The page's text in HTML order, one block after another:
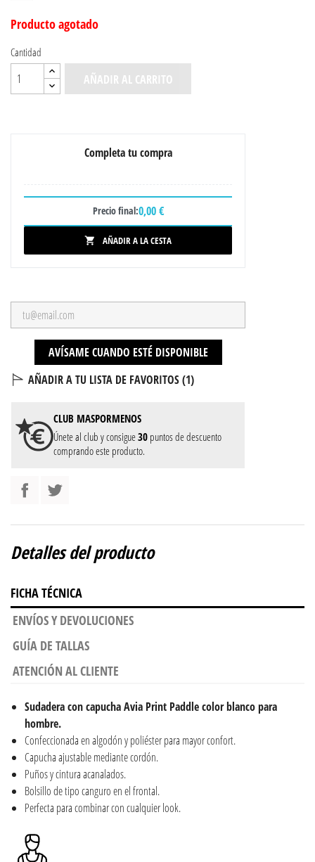
Producto agotado
Cantidad
AÑADIR AL CARRITO
Completa tu compra
Precio final:0,00 €
 AÑADIR A LA CESTA
AVÍSAME CUANDO ESTÉ DISPONIBLE
AÑADIR A TU LISTA DE FAVORITOS (1)
CLUB MASPORMENOS
Únete al club y consigue30 puntos de descuento
comprando este producto.
Detalles del producto
FICHA TÉCNICA
ENVÍOS Y DEVOLUCIONES
GUÍA DE TALLAS
ATENCIÓN AL CLIENTE
Sudadera con capucha Avia Print Paddle color blanco para
hombre.
Confeccionada en algodón y poliéster para mayor confort.
Capucha ajustable mediante cordón.
Puños y cintura acanalados.
Bolsillo de tipo canguro en el frontal.
Perfecta para combinar con cualquier look.